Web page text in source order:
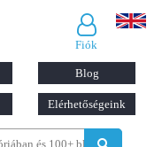
Fiók
Blog
Elérhetőségeink